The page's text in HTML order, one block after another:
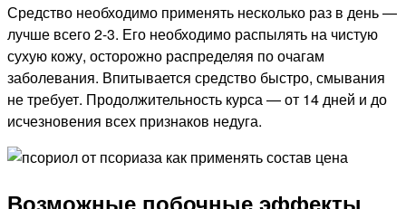
Средство необходимо применять несколько раз в день —
лучше всего 2-3. Его необходимо распылять на чистую
сухую кожу, осторожно распределяя по очагам
заболевания. Впитывается средство быстро, смывания
не требует. Продолжительность курса — от 14 дней и до
исчезновения всех признаков недуга.
Возможные побочные эффекты